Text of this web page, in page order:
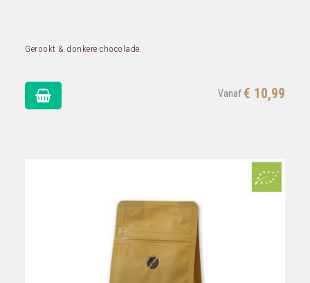
Gerookt & donkere chocolade.
€ 10,99